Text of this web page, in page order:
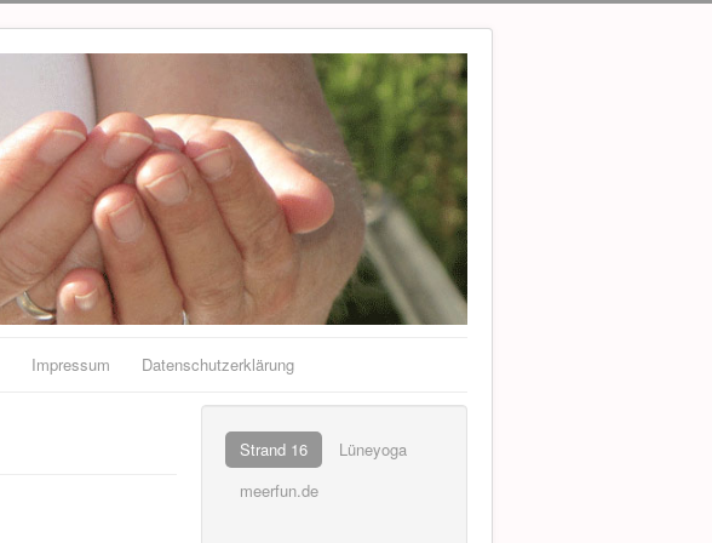
Impressum Datenschutzerklärung
Strand 16
Lüneyoga
meerfun.de